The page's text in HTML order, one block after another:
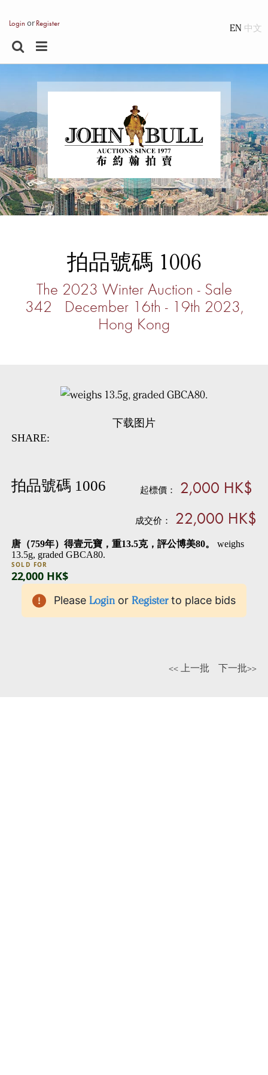
Loginor Register EN
拍品號碼 1006
The 2023 Winter Auction - Sale
342 December 16th - 19th 2023,
Hong Kong
下载图片
SHARE:
拍品號碼 1006 起標價： 2,000 HK$
成交价： 22,000 HK$
唐（759年）得壹元寶，重13.5克，評公博美80。
weighs
13.5g, graded GBCA80.
SOLD FOR
22,000 HK$
Please Login or Register to place bids
<< 上一批 下一批>>